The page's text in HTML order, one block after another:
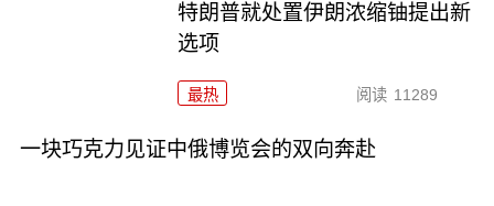
特朗普就处置伊朗浓缩铀提出新
选项
最热 阅读 11289
一块巧克力见证中俄博览会的双向奔赴